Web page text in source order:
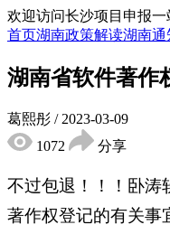
欢迎访问长沙项目申报一
首页湖南政策解读湖南通
湖南省软件著作
葛熙彤 / 2023-03-09
1072
分享
不过包退！！！卧涛
著作权登记的有关事